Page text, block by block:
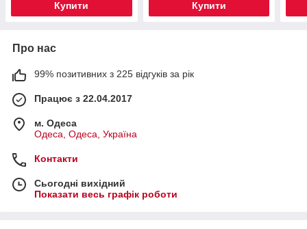
Купити Купити
Про нас
99% позитивних з 225 відгуків за рік
Працює з 22.04.2017
м. Одеса
Одеса, Одеса, Україна
Контакти
Сьогодні вихідний
Показати весь графік роботи